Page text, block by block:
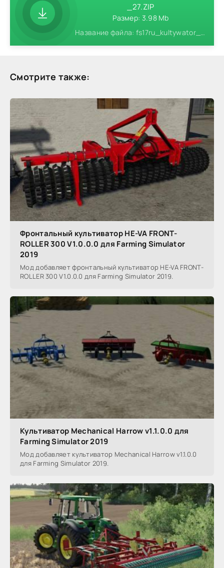
_27.ZIP
Размер: 3.98 Mb
Название файла: fs17ru_kultywator_grudziadz_27.zip
Смотрите также:
Фронтальный культиватор HE-VA FRONT-
ROLLER 300 V1.0.0.0 для Farming Simulator
2019
Мод добавляет фронтальный культиватор HE-VA FRONT-
ROLLER 300 V1.0.0.0 для Farming Simulator 2019.
Культиватор Mechanical Harrow v1.1.0.0 для
Farming Simulator 2019
Мод добавляет культиватор Mechanical Harrow v1.1.0.0
для Farming Simulator 2019.